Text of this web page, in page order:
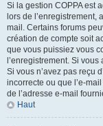
Si la gestion COPPA est
lors de
mail. Certains forums
création de compte soit
que vous puissiez vous
l’enregistrement. Si
Si vous n’avez pas reçu
incorrecte ou que l’e-
de l’adresse e-mail
Haut